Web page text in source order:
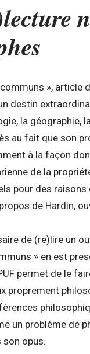
», article
destin
la
au fait que son
à la façon
de la
pour des
de Hardin,
de (re)lire un
» en est
permet de le
proprement
un problème de
son opus.